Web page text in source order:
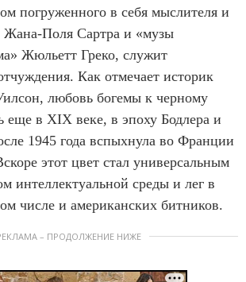
погруженного в себя мыслителя и
Жана-Поля Сартра и «музы
Жюльетт Греко, служит
Как отмечает историк
любовь богемы к черному
еще в XIX веке, в эпоху Бодлера и
1945 года вспыхнула во Франции
этот цвет стал универсальным
интеллектуальной среды и лег в
числе и американских битников.
– ПРОДОЛЖЕНИЕ НИЖЕ